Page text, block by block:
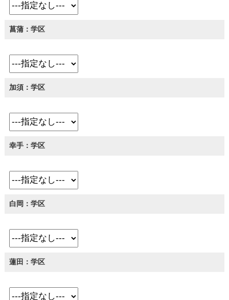
菖蒲：学区
加須：学区
幸手：学区
白岡：学区
蓮田：学区